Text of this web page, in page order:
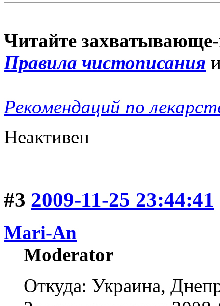
Читайте
Правила чистописания
Рекомендаций по
Неактивен
#3 2009-11-25 23:44:41
Mari-An
Moderator
Откуда: Украина,